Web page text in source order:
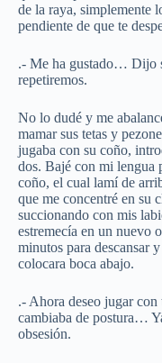
de la raya, simplemente
pendiente de que te
.- Me ha gustado… Dijo
repetiremos.
No lo dudé y me
mamar sus tetas y
jugaba con su coño,
dos. Bajé con mi lengua
coño, el cual lamí de
que me concentré en su
succionando con mis
estremecía en un nuevo
minutos para descansar
colocara boca abajo.
.- Ahora deseo jugar
cambiaba de postura…
obsesión.